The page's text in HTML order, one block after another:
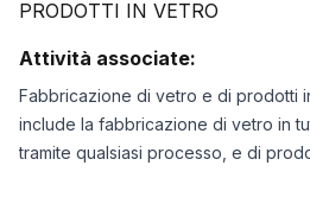
PRODOTTI IN VETRO
Attività associate:
Fabbricazione di vetro e di prodotti
include la fabbricazione di vetro in
tramite qualsiasi processo, e di